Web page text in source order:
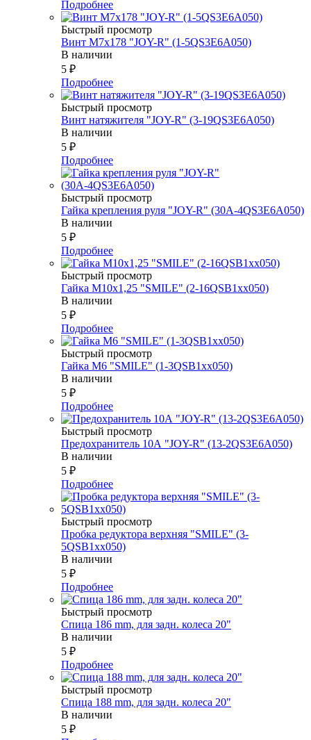
Подробнее
Быстрый просмотр
Винт М7х178 "JOY-R" (1-5QS3E6A050)
В наличии
5 ₽
Подробнее
Быстрый просмотр
Винт натяжителя "JOY-R" (3-19QS3E6A050)
В наличии
5 ₽
Подробнее
Быстрый просмотр
Гайка крепления руля "JOY-R" (30А-4QS3E6A050)
В наличии
5 ₽
Подробнее
Быстрый просмотр
Гайка М10х1,25 "SMILE" (2-16QSB1xx050)
В наличии
5 ₽
Подробнее
Быстрый просмотр
Гайка М6 "SMILE" (1-3QSB1xx050)
В наличии
5 ₽
Подробнее
Быстрый просмотр
Предохранитель 10А "JOY-R" (13-2QS3E6A050)
В наличии
5 ₽
Подробнее
Быстрый просмотр
Пробка редуктора верхняя "SMILE" (3-
5QSB1xx050)
В наличии
5 ₽
Подробнее
Быстрый просмотр
Спица 186 mm, для задн. колеса 20"
В наличии
5 ₽
Подробнее
Быстрый просмотр
Спица 188 mm, для задн. колеса 20"
В наличии
5 ₽